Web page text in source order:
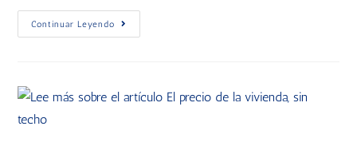
Continuar Leyendo